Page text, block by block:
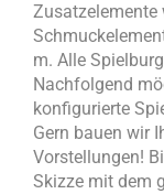
Zusatzelemente
m. Alle
Nachfolgend
konfigurierte
Gern bauen wir
Vorstellungen!
Skizze mit dem